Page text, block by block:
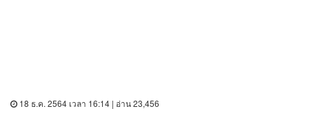
18 ธ.ค. 2564 เวลา 16:14 | อ่าน 23,456